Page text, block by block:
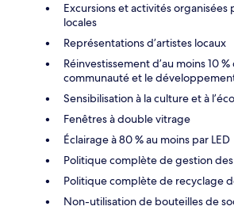
Excursions et activités organisées
locales
Représentations d’artistes locaux
Réinvestissement d’au moins 10
communauté et le
Sensibilisation à la culture et à
Fenêtres à double vitrage
Éclairage à 80 % au moins par LED
Politique complète de gestion
Politique complète de recyclage
Non-utilisation de bouteilles de